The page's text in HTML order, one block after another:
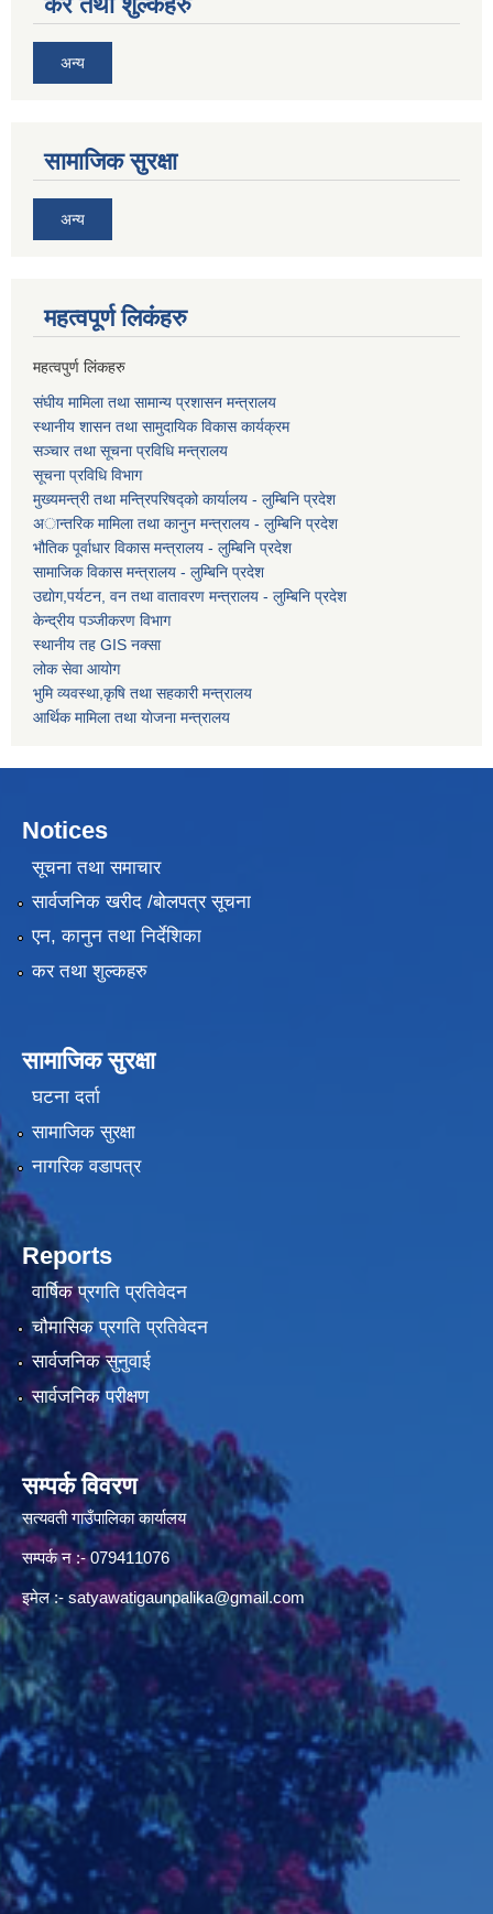
अन्य
सामाजिक सुरक्षा
अन्य
महत्वपूर्ण लि‌कंंहरु
महत्वपुर्ण लिंकहरु
संघीय मामिला तथा सामान्य प्रशासन मन्त्रालय
स्थानीय शासन तथा सामुदायिक विकास कार्यक्रम
सञ्चार तथा सूचना प्रविधि मन्त्रालय
सूचना प्रविधि विभाग
मुख्यमन्त्री तथा मन्त्रिपरिषद्को कार्यालय - लुम्बिनि प्रदेश
अान्तरिक मामिला तथा कानुन मन्त्रालय - लुम्बिनि प्रदेश
भौतिक पूर्वाधार विकास मन्त्रालय - लुम्बिनि प्रदेश
सामाजिक विकास मन्त्रालय - लुम्बिनि प्रदेश
उद्याेग,पर्यटन, वन तथा वातावरण मन्त्रालय - लुम्बिनि प्रदेश
केन्द्रीय पञ्जीकरण विभाग
स्थानीय तह GIS नक्सा
लोक सेवा आयोग
भुमि व्यवस्था,कृषि तथा सहकारी मन्त्रालय
आर्थिक मामिला तथा याेजना मन्त्रालय
Notices
सूचना तथा समाचार
सार्वजनिक खरीद /बोलपत्र सूचना
एन, कानुन तथा निर्देशिका
कर तथा शुल्कहरु
सामाजिक सुरक्षा
घटना दर्ता
सामाजिक सुरक्षा
नागरिक वडापत्र
Reports
वार्षिक प्रगति प्रतिवेदन
चौमासिक प्रगति प्रतिवेदन
सार्वजनिक सुनुवाई
सार्वजनिक परीक्षण
सम्पर्क विवरण
सत्यवती गाउँपालिका कार्यालय
सम्पर्क न‌ :- 079411076
इमेल :- satyawatigaunpalika@gmail.com